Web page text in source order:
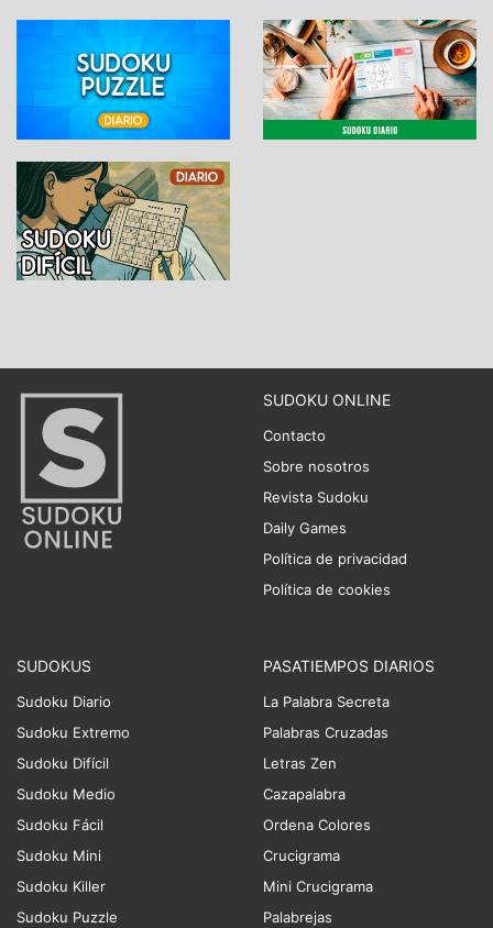
SUDOKU ONLINE
Contacto
Sobre nosotros
Revista Sudoku
Daily Games
Política de privacidad
Política de cookies
SUDOKUS
Sudoku Diario
Sudoku Extremo
Sudoku Difícil
Sudoku Medio
Sudoku Fácil
Sudoku Mini
Sudoku Killer
Sudoku Puzzle
PASATIEMPOS DIARIOS
La Palabra Secreta
Palabras Cruzadas
Letras Zen
Cazapalabra
Ordena Colores
Crucigrama
Mini Crucigrama
Palabrejas